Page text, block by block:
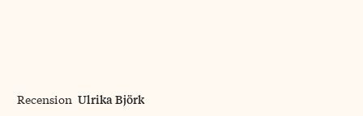
Recension Ulrika Björk